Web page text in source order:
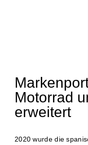
Motorrad
erweitert
2020 wurde die